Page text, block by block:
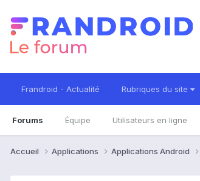
Frandroid - Actualité Rubriques du site
Forums Équipe Utilisateurs en ligne
Accueil Applications Applications Android